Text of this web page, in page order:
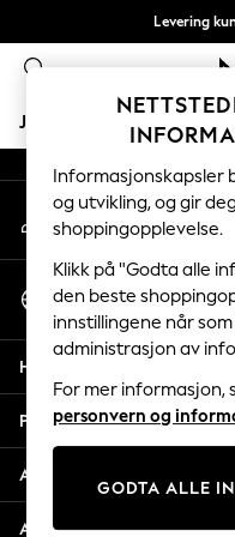
Levering
Vi
JENTER GUTTER
GIRLS
New In
50 - 92cm
98 - 110cm
116 - 134cm
140 - 174cm
Trending: Top &
Trending: Clogs
Toy Story
THE SET
Coats & Jackets
Sweatshirts &
An error occurred on client
Våre
Min konto
Logg inn på kontoen din
Velg Språk
Norsk
Hjelp
Personvern & Juridisk
Avdelinger
Andre tjenester
og utvikling, og gir
shoppingopplevelse.
Klikk på "Godta alle
den beste
innstillingene når
administrasjon av
For mer informasjon,
personvern og
GODTA ALLE